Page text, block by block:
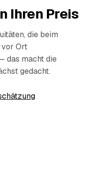
Ihren Preis
die beim
vor Ort
das macht die
gedacht.